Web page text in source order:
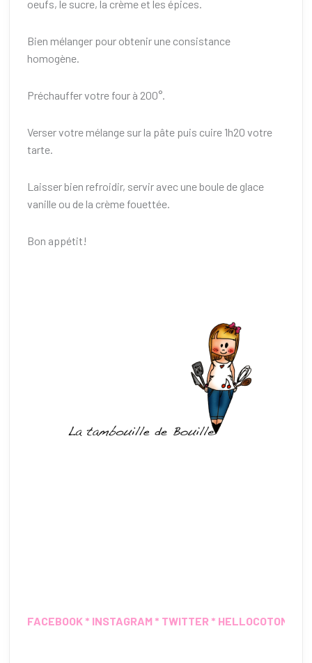
oeufs, le sucre, la crème et les épices.
Bien mélanger pour obtenir une consistance
homogène.
Préchauffer votre four à 200°.
Verser votre mélange sur la pâte puis cuire 1h20 votre
tarte.
Laisser bien refroidir, servir avec une boule de glace
vanille ou de la crème fouettée.
Bon appétit!
FACEBOOK * INSTAGRAM * TWITTER * HELLOCOTON